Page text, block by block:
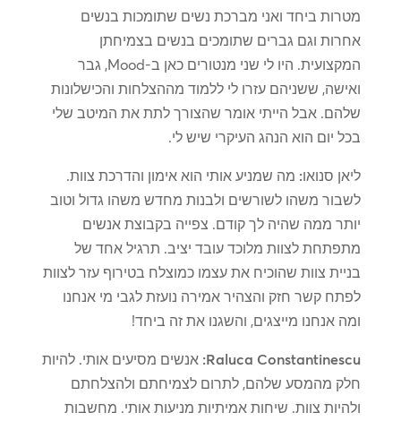
מטרות ביחד ואני מברכת נשים שתומכות בנשים
אחרות וגם גברים שתומכים בנשים בצמיחתן
המקצועית. היו לי שני מנטורים כאן ב-Mood, גבר
ואישה, ששניהם עזרו לי ללמוד מההצלחות והכישלונות
שלהם. אבל הייתי אומר שהצורך לתת את המיטב שלי
בכל יום הוא הנהג העיקרי שיש לי.
ליאן סנואו: מה שמניע אותי הוא אימון והדרכת צוות.
לשבור משהו לשורשים ולבנות מחדש משהו גדול וטוב
יותר ממה שהיה לך קודם. צפייה בקבוצת אנשים
מתפתחת לצוות מלוכד עובד יציב. תרגיל אחד של
בניית צוות שהוכיח את עצמו כמוצלח בטירוף עזר לצוות
לפתח קשר חזק והצהיר אמירה נועזת לגבי מי אנחנו
ומה אנחנו מייצגים, והשגנו את זה ביחד!
Raluca Constantinescu: אנשים מסיעים אותי. להיות
חלק מהמסע שלהם, לתרום לצמיחתם ולהצלחתם
ולהיות צוות. שיחות אמיתיות מניעות אותי. מחשבות